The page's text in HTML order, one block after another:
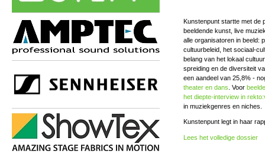
Kunstenpunt startte met de
beeldende kunst, live
alle organisatoren in beeld:
cultuurbeleid, het sociaal-
belang van het lokaal
spreiding en de diversiteit
een aandeel van 25,8% -
theater en dans . Voor
het diepte-interview in
in muziekgenres en niches.
Kunstenpunt legt in haar
Lees het volledige dossier